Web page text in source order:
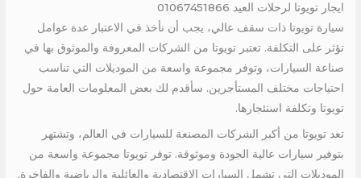
ايجار تويوتا لرحلات العيد 01067451866
سيارة تويوتا ذات سقف عالي، يجب أن نأخذ في الاعتبار عدة عوامل
تؤثر على التكلفة. تعتبر تويوتا من الشركات المعروفة والموثوق بها في
صناعة السيارات، وتوفر مجموعة واسعة من الموديلات التي تناسب
احتياجات مختلف المستأجرين. سأقدم لك بعض المعلومات العامة حول
تويوتا وتكلفة استئجارها.
تعد تويوتا من أكبر الشركات المصنعة للسيارات في العالم، وتشتهر
بتوفير سيارات عالية الجودة وموثوقة. توفر تويوتا مجموعة واسعة من
الموديلات التي تشمل السيارات الاقتصادية والعائلية والرياضية والفاخرة.